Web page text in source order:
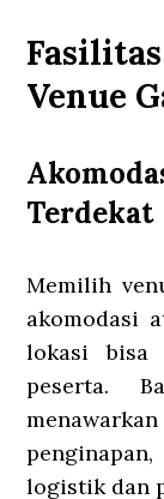
Venue
Terdekat
Memilih
akomodasi
lokasi bisa
peserta.
logistik dan